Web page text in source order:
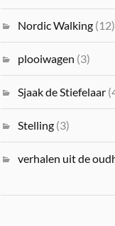
Nordic Walking (12)
plooiwagen (3)
Sjaak de Stiefelaar
Stelling (3)
verhalen uit de